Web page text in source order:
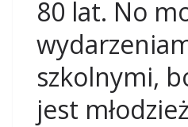
80 lat. No
szkolnymi,
jest